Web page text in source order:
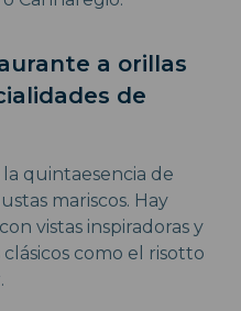
a orillas
de
quintaesencia de
mariscos. Hay
vistas inspiradoras y
como el risotto